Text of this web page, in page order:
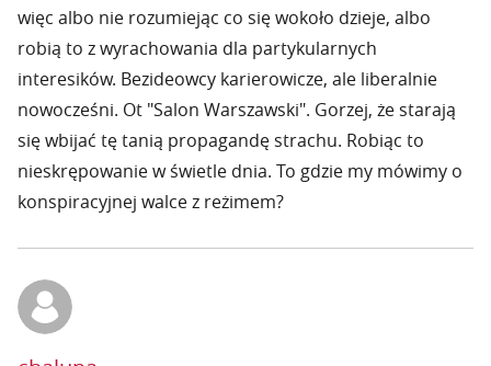
więc albo nie rozumiejąc co się wokoło dzieje, albo
robią to z wyrachowania dla partykularnych
interesików. Bezideowcy karierowicze, ale liberalnie
nowocześni. Ot "Salon Warszawski". Gorzej, że starają
się wbijać tę tanią propagandę strachu. Robiąc to
nieskrępowanie w świetle dnia. To gdzie my mówimy o
konspiracyjnej walce z reżimem?